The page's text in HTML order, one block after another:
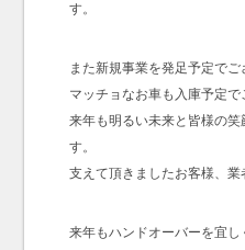
す。
また新規事業を発足予定でご
マッチョなお車も入庫予定で
来年も明るい未来と皆様の笑
す。
支えて頂きましたお客様、業
来年もハンドオーバーを宜し